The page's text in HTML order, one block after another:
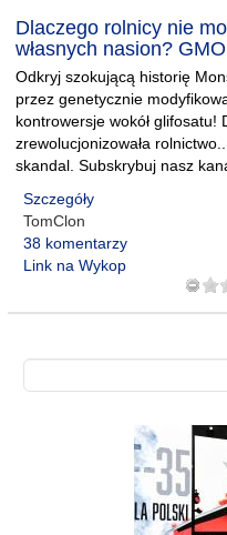
Dlaczego rolnicy nie
własnych nasion? GMO
Odkryj szokującą historię
przez genetycznie
kontrowersje wokół glifosatu!
zrewolucjonizowała
skandal. Subskrybuj nasz
Szczegóły
TomClon
38 komentarzy
Link na Wykop